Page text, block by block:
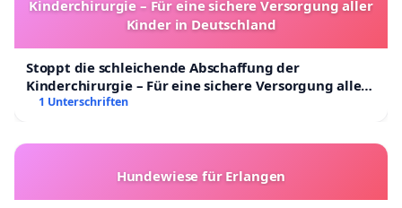
Kinderchirurgie – Für eine sichere Versorgung aller
Kinder in Deutschland
Stoppt die schleichende Abschaffung der
Kinderchirurgie – Für eine sichere Versorgung aller
Kinder in Deutschland
1 Unterschriften
Hundewiese für Erlangen